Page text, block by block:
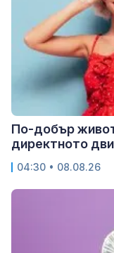
По-добър
директното
04:30 • 08.08.26